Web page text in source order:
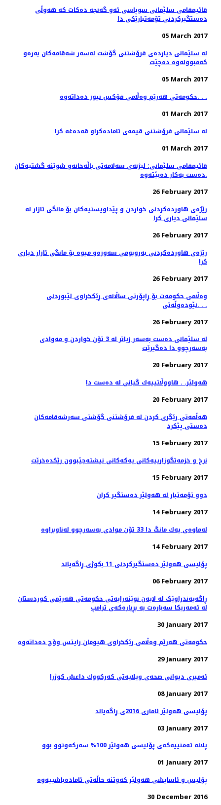
قائیمقامی سلێمانی سوپاسی ئه‌و گه‌نجه‌ ده‌كات كه‌ هه‌وڵی
ده‌ستگیركردنی تۆمه‌تبارێكی دا
05 March 2017
له‌ سلێمانی دیارده‌ی فرۆشتنی گۆشت له‌سه‌ر شه‌قامه‌كان به‌ره‌و
كه‌مبوونه‌وه‌ ده‌چێت
05 March 2017
حکومەتی هەرێم وەڵامی فۆکس نیوز دەداتەوە. . .
01 March 2017
له‌ سلێمانی فرۆشتنی قیمه‌ی ئاماده‌كراو قه‌ده‌غه‌ كرا
01 March 2017
قائیمقامی سلێمانی: لیژنه‌ی سه‌لامه‌تی باڵه‌خانه‌و شوێنه‌ گشتیه‌كان
ده‌ست به‌كار ده‌بێته‌وه‌.
26 February 2017
رێژه‌ی هاورده‌كردنی خواردن و پێداویستیه‌كان بۆ مانگی ئازار له‌
سلێمانی دیاری كرا
26 February 2017
رێژه‌ی هاورده‌كردنی به‌روبومی سه‌وزه‌و میوه‌ بۆ مانگی ئازار دیاری
كرا
26 February 2017
وەڵامی حکومەت بۆ ڕاپۆرتی ساڵانەی ڕێکخراوى لێبوردنى
نێودەوڵەتى. . .
26 February 2017
له‌ سلێمانی ده‌ست به‌سه‌ر زیاتر له‌ 3 تۆن خواردن و مه‌وادی
به‌سه‌رچوو دا ده‌گیرێت
20 February 2017
هەولێر. . هاووڵاتییەك گیانی لە دەست دا
20 February 2017
هه‌ڵمه‌تی رێگری كردن له‌ فرۆشتنی گۆشتی سه‌رشه‌قامه‌كان
ده‌ستی پێكرد
15 February 2017
نرخ و خزمه‌تگوزارییه‌كانی یه‌كه‌كانی نیشته‌جێبوون رێكده‌خرێت
15 February 2017
دوو تۆمەتبار لە هەولێر دەستگیر كران
14 February 2017
14 February 2017
پۆلیسی هەولێر دەستگیركردنی 11 بكوژی ڕاگەیاند
06 February 2017
ڕاگەیەندراوێک لە لایەن نوێنەرایەتی حکومەتی هەرێمی کوردستان
لە ئەمەریکا سەبارەت بە بڕیارەکەی ترامپ
30 January 2017
29 January 2017
ئەمیری دیوانی صحەی ویلایەتی كه‌ركووك داعش کوژرا
08 January 2017
پۆلیسی هەولێر ئاماری 2016ی ڕاگەیاند
03 January 2017
پلانە ئەمنییەكەی پۆلیسی هەولێر 100% سەركەوتوو بوو
01 January 2017
پۆلیس و ئاسایشی هەولێر كەوتنە حاڵەتی ئامادەباشییەوە
30 December 2016